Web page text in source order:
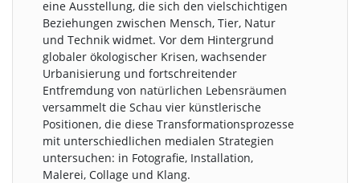
eine Ausstellung, die sich den vielschichtigen
Beziehungen zwischen Mensch, Tier, Natur
und Technik widmet. Vor dem Hintergrund
globaler ökologischer Krisen, wachsender
Urbanisierung und fortschreitender
Entfremdung von natürlichen Lebensräumen
versammelt die Schau vier künstlerische
Positionen, die diese Transformationsprozesse
mit unterschiedlichen medialen Strategien
untersuchen: in Fotografie, Installation,
Malerei, Collage und Klang.